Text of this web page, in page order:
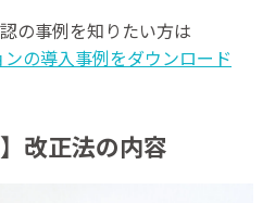
の事例を知りたい方は
の導入事例をダウンロード
改正法の内容